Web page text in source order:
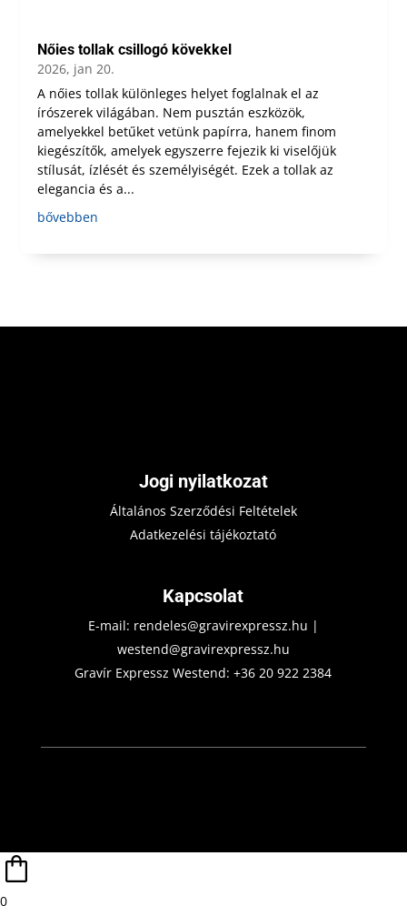
Nőies tollak csillogó kövekkel
2026, jan 20.
A nőies tollak különleges helyet foglalnak el az
írószerek világában. Nem pusztán eszközök,
amelyekkel betűket vetünk papírra, hanem finom
kiegészítők, amelyek egyszerre fejezik ki viselőjük
stílusát, ízlését és személyiségét. Ezek a tollak az
elegancia és a...
bővebben
Jogi nyilatkozat
Általános Szerződési Feltételek
Adatkezelési tájékoztató
Kapcsolat
E-mail: rendeles@gravirexpressz.hu |
westend@gravirexpressz.hu
Gravír Expressz Westend:+36 20 922 2384
0